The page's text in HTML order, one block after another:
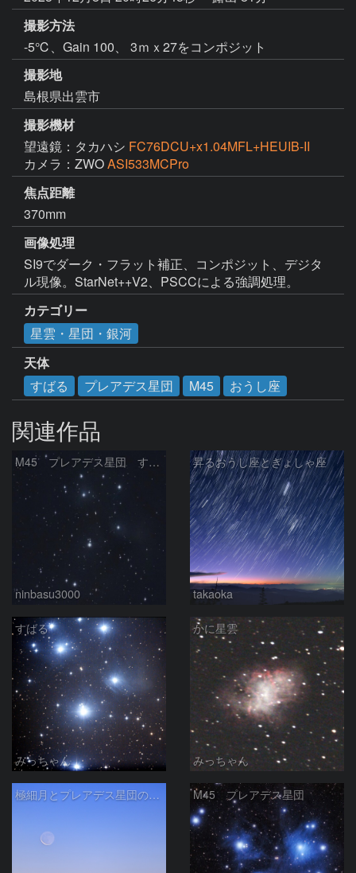
撮影方法
-5℃、Gain 100、 3ｍｘ27をコンポジット
撮影地
島根県出雲市
撮影機材
望遠鏡：タカハシ FC76DCU+x1.04MFL+HEUIB-II
カメラ：ZWOASI533MCPro
焦点距離
370mm
画像処理
SI9でダーク・フラット補正、コンポジット、デジタ
ル現像。StarNet++V2、PSCCによる強調処理。
カテゴリー
星雲・星団・銀河
天体
すばる
プレアデス星団 M45 おうし座
関連作品
M45 プレアデス星団 すばる
ninbasu3000
昇るおうし座とぎょしゃ座
takaoka
すばる
みっちゃん
かに星雲
みっちゃん
極細月とプレアデス星団の接近 M45 プレアデス星団